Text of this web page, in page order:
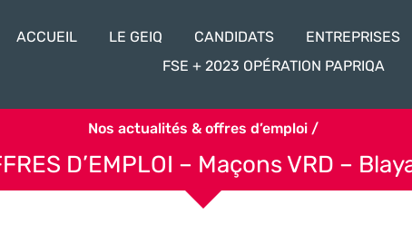
ACCUEIL LE GEIQ CANDIDATS ENTREPRISES
FSE + 2023 OPÉRATION PAPRIQA
Nos actualités & offres d’emploi /
D’EMPLOI – Maçons VRD –